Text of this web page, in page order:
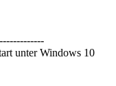
unter Windows 10